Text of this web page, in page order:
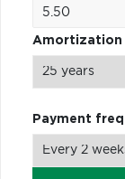
Amortization
Payment